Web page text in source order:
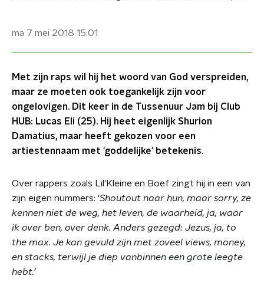
ma 7 mei 2018 15:01
Met zijn raps wil hij het woord van God verspreiden,
maar ze moeten ook toegankelijk zijn voor
ongelovigen. Dit keer in de Tussenuur Jam bij Club
HUB: Lucas Eli (25). Hij heet eigenlijk Shurion
Damatius, maar heeft gekozen voor een
artiestennaam met 'goddelijke' betekenis.
Over rappers zoals Lil'Kleine en Boef zingt hij in een van
zijn eigen nummers: 'Shoutout naar hun, maar sorry, ze
kennen niet de weg, het leven, de waarheid, ja, waar
ik over ben, over denk. Anders gezegd: Jezus, ja, to
the max. Je kan gevuld zijn met zoveel views, money,
en stacks, terwijl je diep vanbinnen een grote leegte
hebt.’